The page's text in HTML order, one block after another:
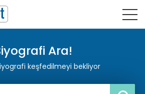
Ara!
keşfedilmeyi bekliyor